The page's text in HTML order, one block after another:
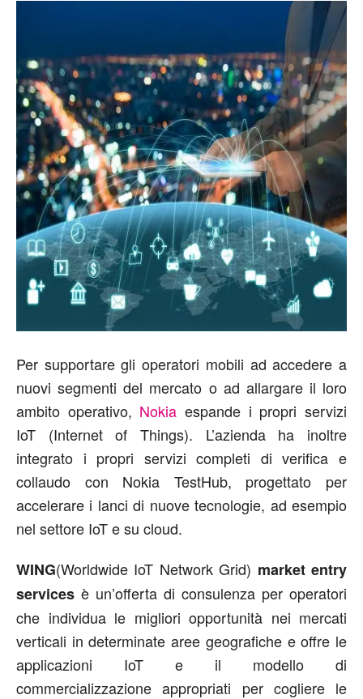
Per supportare gli operatori mobili ad accedere a
nuovi segmenti del mercato o ad allargare il loro
ambito operativo, Nokia espande i propri servizi
IoT (Internet of Things). L’azienda ha inoltre
integrato i propri servizi completi di verifica e
collaudo con Nokia TestHub, progettato per
accelerare i lanci di nuove tecnologie, ad esempio
nel settore IoT e su cloud.
WING(Worldwide IoT Network Grid) market entry
services è un’offerta di consulenza per operatori
che individua le migliori opportunità nei mercati
verticali in determinate aree geografiche e offre le
applicazioni IoT e il modello di
commercializzazione appropriati per cogliere le